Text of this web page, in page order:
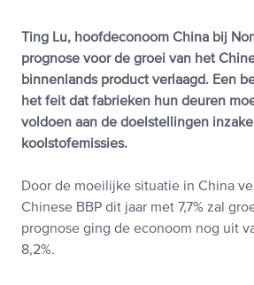
Ting Lu, hoofdeconoom China bij
prognose voor de groei van het
binnenlands product verlaagd. Een
het feit dat fabrieken hun deuren
voldoen aan de doelstellingen
koolstofemissies.
Door de moeilijke situatie in China
Chinese BBP dit jaar met 7,7% zal
prognose ging de econoom nog uit
8,2%.